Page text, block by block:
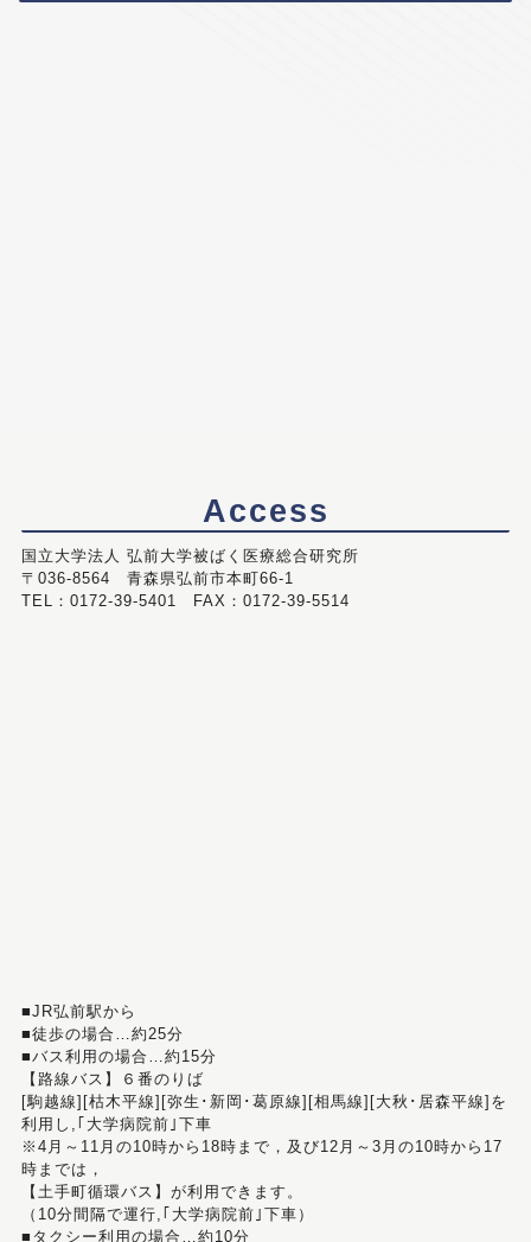
Access
国立大学法人 弘前大学被ばく医療総合研究所
〒036-8564 青森県弘前市本町66-1
TEL：0172-39-5401 FAX：0172-39-5514
■JR弘前駅から
■徒歩の場合…約25分
■バス利用の場合…約15分
【路線バス】６番のりば
[駒越線][枯木平線][弥生･新岡･葛原線][相馬線][大秋･居森平線]を
利用し,｢大学病院前｣下車
※4月～11月の10時から18時まで，及び12月～3月の10時から17
時までは，
【土手町循環バス】が利用できます。
（10分間隔で運行,｢大学病院前｣下車）
■タクシー利用の場合…約10分